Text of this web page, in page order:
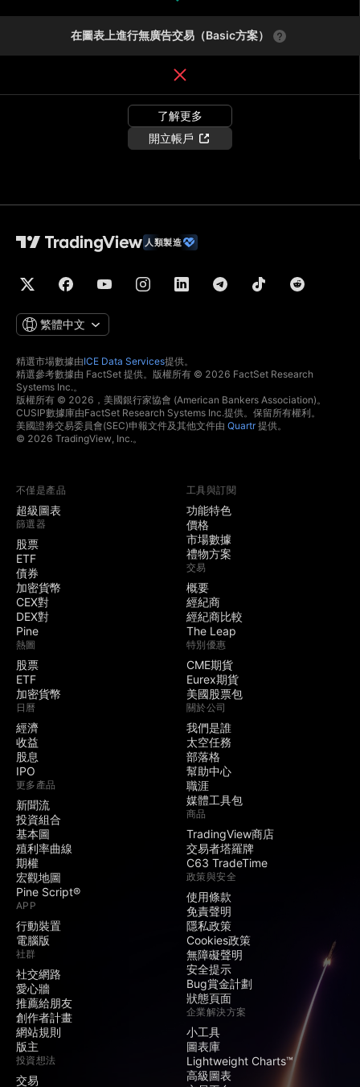
在圖表上進行無廣告交易（Basic方案）
了解更多
開立帳戶
人類製造
繁體中文
精選市場數據由ICE Data Services提供。
精選參考數據由 FactSet 提供。版權所有 © 2026 FactSet Research
Systems Inc.。
版權所有 © 2026，美國銀行家協會 (American Bankers Association)。
CUSIP數據庫由FactSet Research Systems Inc.提供。保留所有權利。
美國證券交易委員會(SEC)申報文件及其他文件由 Quartr提供。
© 2026 TradingView, Inc.。
不僅是產品
超級圖表
篩選器
股票
ETF
債券
加密貨幣
CEX對
DEX對
Pine
熱圖
股票
ETF
加密貨幣
日曆
經濟
收益
股息
IPO
更多產品
新聞流
投資組合
基本圖
殖利率曲線
期權
宏觀地圖
Pine Script®
APP
行動裝置
電腦版
社群
社交網路
愛心牆
推薦給朋友
創作者計畫
網站規則
版主
投資想法
交易
工具與訂閱
功能特色
價格
市場數據
禮物方案
交易
概要
經紀商
經紀商比較
The Leap
特別優惠
CME期貨
Eurex期貨
美國股票包
關於公司
我們是誰
太空任務
部落格
幫助中心
職涯
媒體工具包
商品
TradingView商店
交易者塔羅牌
C63 TradeTime
政策與安全
使用條款
免責聲明
隱私政策
Cookies政策
無障礙聲明
安全提示
Bug賞金計劃
狀態頁面
企業解決方案
小工具
圖表庫
Lightweight Charts™
高級圖表